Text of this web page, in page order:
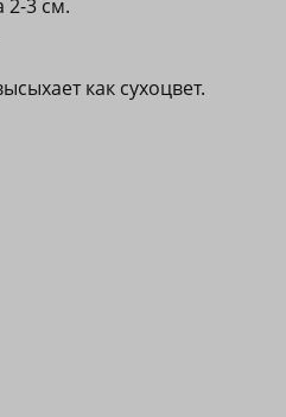
2-3 см.
как сухоцвет.